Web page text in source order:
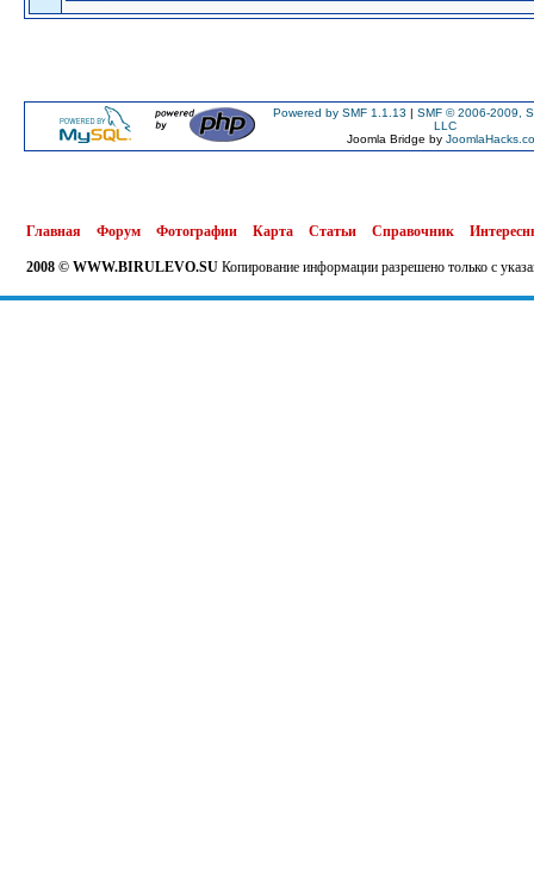
Powered by SMF 1.1.13 | SMF © 2006-2009,
LLC
Joomla Bridge by
Главная Форум Фотографии Карта Статьи Справочник
2008 © WWW.BIRULEVO.SU Копирование информации разрешено только с